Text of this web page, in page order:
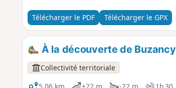
Télécharger le PDF Télécharger le GPX
À la découverte de Buzancy
Collectivité territoriale